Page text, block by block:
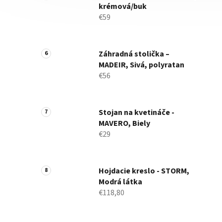
krémová/buk
€59
Záhradná stolička –
MADEIR, Sivá, polyratan
€56
Stojan na kvetináče -
MAVERO, Biely
€29
Hojdacie kreslo - STORM,
Modrá látka
€118,80